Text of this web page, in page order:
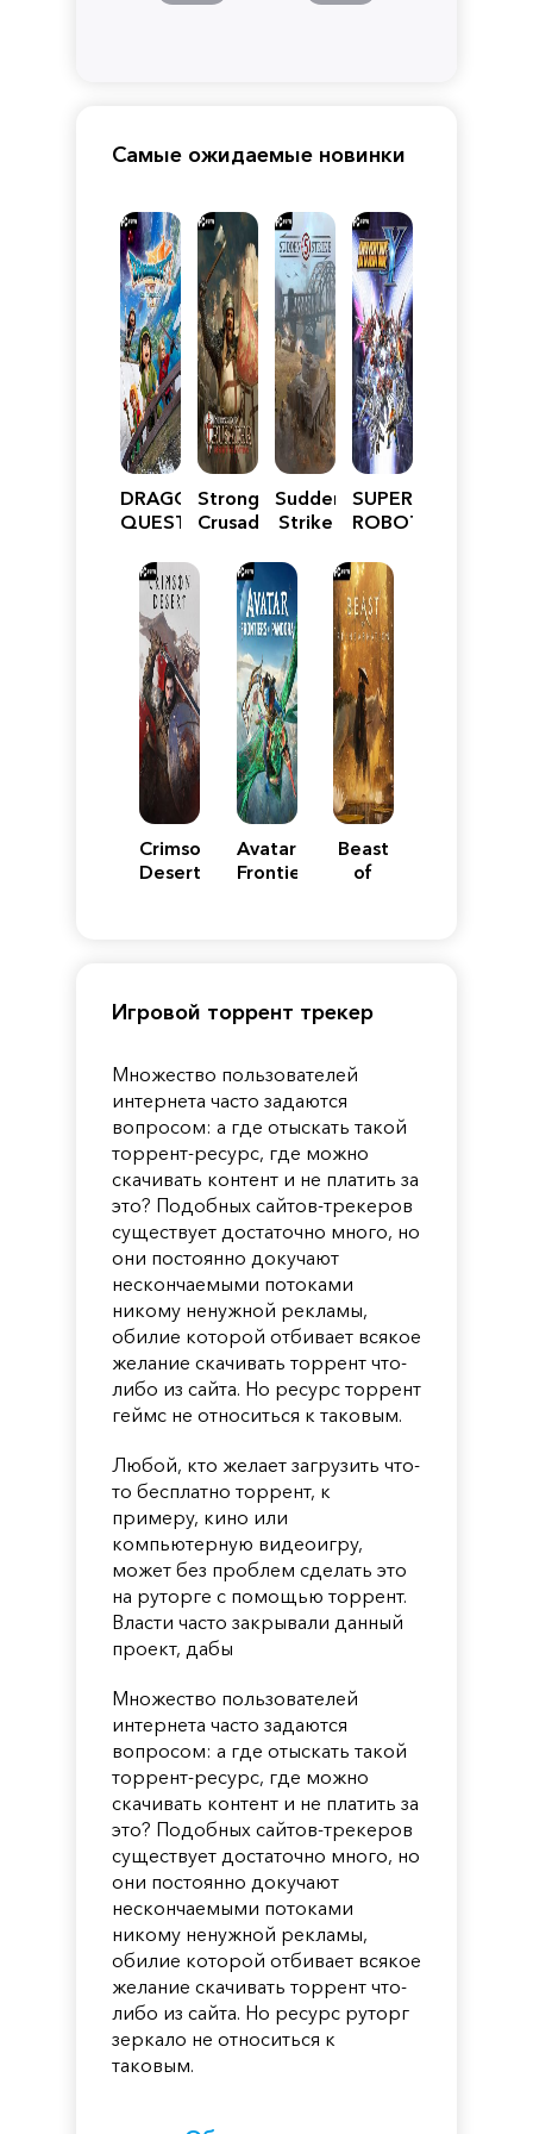
Самые ожидаемые новинки
DRAGON
QUEST
Reimagined
Stronghold
Crusader:
Edition
Sudden
Strike
SUPER
ROBOT
Y
Crimson
Desert
Avatar:
Frontiers
Beast
of
Игровой торрент трекер
Множество пользователей
интернета часто задаются
вопросом: а где отыскать такой
торрент-ресурс, где можно
скачивать контент и не платить за
это? Подобных сайтов-трекеров
существует достаточно много, но
они постоянно докучают
нескончаемыми потоками
никому ненужной рекламы,
обилие которой отбивает всякое
желание скачивать торрент что-
либо из сайта. Но ресурс торрент
геймс не относиться к таковым.
Любой, кто желает загрузить что-
то бесплатно торрент, к
примеру, кино или
компьютерную видеоигру,
может без проблем сделать это
на руторге с помощью торрент.
Власти часто закрывали данный
проект, дабы
Множество пользователей
интернета часто задаются
вопросом: а где отыскать такой
торрент-ресурс, где можно
скачивать контент и не платить за
это? Подобных сайтов-трекеров
существует достаточно много, но
они постоянно докучают
нескончаемыми потоками
никому ненужной рекламы,
обилие которой отбивает всякое
желание скачивать торрент что-
либо из сайта. Но ресурс руторг
зеркало не относиться к
таковым.